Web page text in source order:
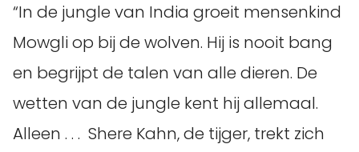
“In de jungle van India groeit mensenkind
Mowgli op bij de wolven. Hij is nooit bang
en begrijpt de talen van alle dieren. De
wetten van de jungle kent hij allemaal.
Alleen . . . Shere Kahn, de tijger, trekt zich